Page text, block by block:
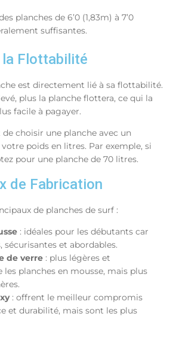
planches de 6’0 (1,83m) à 7’0
suffisantes.
la Flottabilité
est directement lié à sa flottabilité.
plus la planche flottera, ce qui la
facile à pagayer.
choisir une planche avec un
poids en litres. Par exemple, si
pour une planche de 70 litres.
de Fabrication
de planches de surf :
: idéales pour les débutants car
sécurisantes et abordables.
de verre : plus légères et
planches en mousse, mais plus
: offrent le meilleur compromis
et durabilité, mais sont les plus